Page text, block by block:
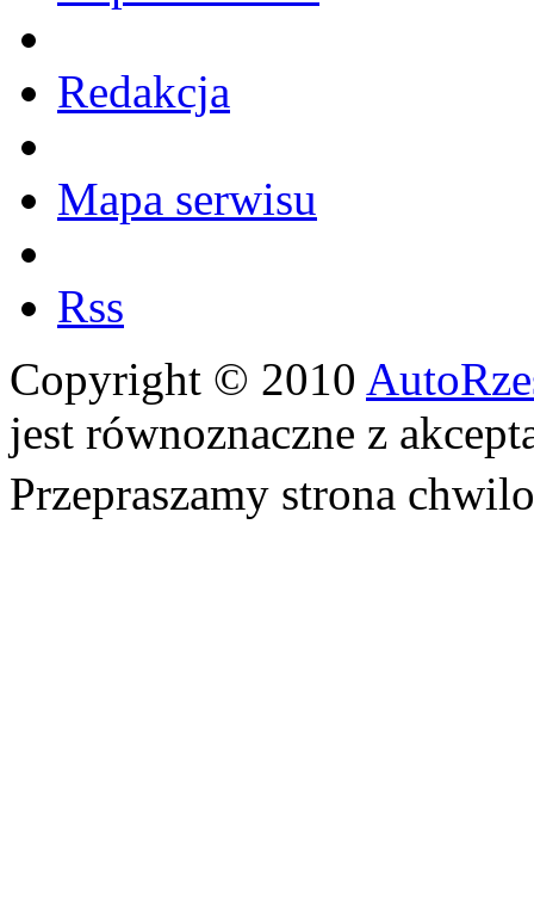
Redakcja
Mapa serwisu
Rss
Copyright © 2010
jest równoznaczne z
Przepraszamy strona